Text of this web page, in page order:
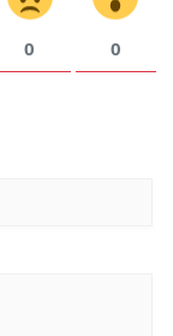
0 0